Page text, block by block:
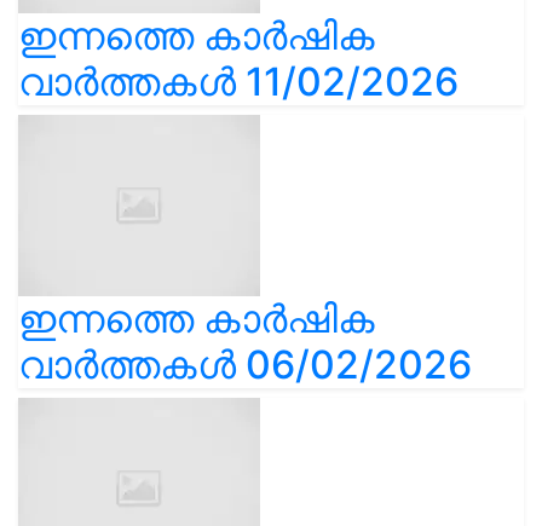
ഇന്നത്തെ കാർഷിക
വാർത്തകൾ 11/02/2026
ഇന്നത്തെ കാർഷിക
വാർത്തകൾ 06/02/2026